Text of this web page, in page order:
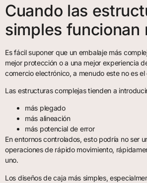
Cuando las
simples funcionan
Es fácil suponer que un embalaje más
mejor protección o a una mejor experiencia
comercio electrónico, a menudo este no es el
Las estructuras complejas tienden a
más plegado
más alineación
más potencial de error
En entornos controlados, esto podría no ser
operaciones de rápido movimiento,
uno.
Los diseños de caja más simples,